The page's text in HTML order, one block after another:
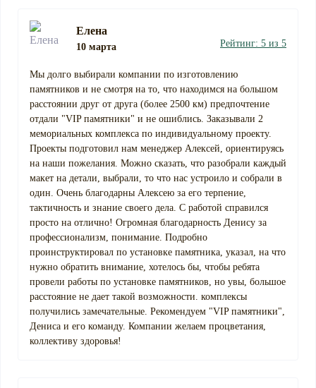
Елена
10 марта Рейтинг: 5 из 5
Мы долго выбирали компании по изготовлению
памятников и не смотря на то, что находимся на большом
расстоянии друг от друга (более 2500 км) предпочтение
отдали "VIP памятники" и не ошиблись. Заказывали 2
мемориальных комплекса по индивидуальному проекту.
Проекты подготовил нам менеджер Алексей, ориентируясь
на наши пожелания. Можно сказать, что разобрали каждый
макет на детали, выбрали, то что нас устроило и собрали в
один. Очень благодарны Алексею за его терпение,
тактичность и знание своего дела. С работой справился
просто на отлично! Огромная благодарность Денису за
профессионализм, понимание. Подробно
проинструктировал по установке памятника, указал, на что
нужно обратить внимание, хотелось бы, чтобы ребята
провели работы по установке памятников, но увы, большое
расстояние не дает такой возможности. комплексы
получились замечательные. Рекомендуем "VIP памятники",
Дениса и его команду. Компании желаем процветания,
коллективу здоровья!